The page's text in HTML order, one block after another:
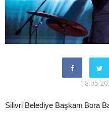
Silivri Belediye Başkanı Bora